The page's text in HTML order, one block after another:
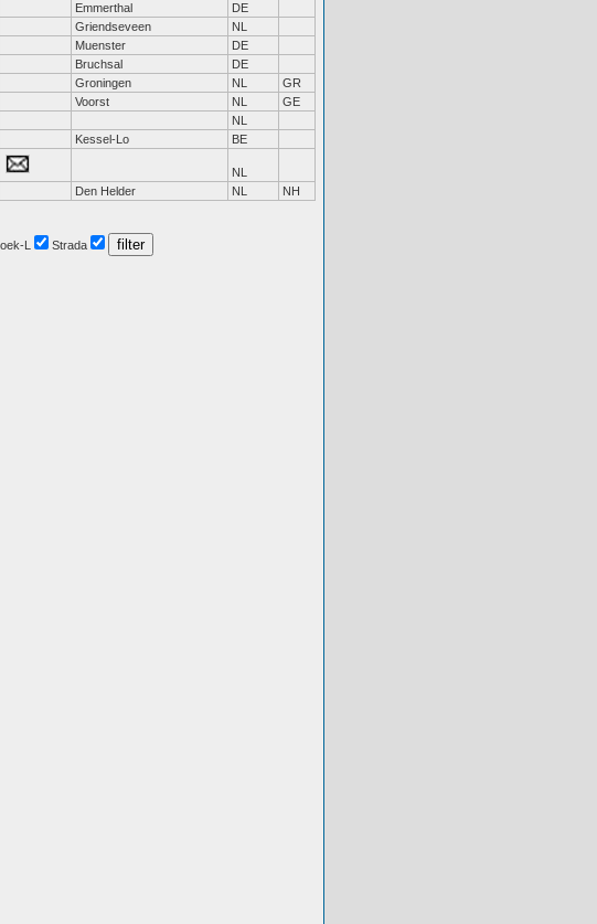
Emmerthal
DE
Griendseveen
NL
Muenster
DE
Bruchsal
DE
Groningen NL
GR
Voorst NL
GE
NL
Kessel-Lo BE
NL
Den Helder NL NH
L Strada